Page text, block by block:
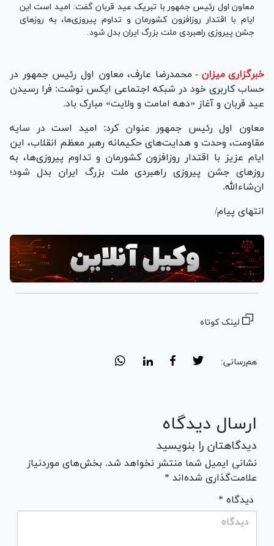
معاون اول رئیس جمهور با تبریک عید قربان گفت: امید است این
ایام با اقتدار روزافزون کشورمان و تداوم پیروزی‌ها، به روز‌های
جشن پیروزی راهبردی ملت بزرگ ایران بدل شود.
خبرگزاری میزان - محمدرضا عارف، معاون اول رئیس جمهور در
حساب کاربری خود در شبکه اجتماعی ایکس نوشت: فرا رسیدن
عید قربان و آغاز «دهه امامت و ولایت» مبارک باد.
معاون اول رئیس جمهور عنوان کرد: امید است در سایه
مقاومت، وحدت و هدایت‌های حکیمانه رهبر معظم انقلاب، این
ایام عزیز با اقتدار روزافزون کشورمان و تداوم پیروزی‌ها، به
روز‌های جشن پیروزی راهبردی ملت بزرگ ایران بدل شود؛
ان‌شاءالله.
انتهای پیام/
لینک کوتاه
هم‌رسانی:
ارسال دیدگاه
دیدگاهتان را بنویسید
نشانی ایمیل شما منتشر نخواهد شد. بخش‌های موردنیاز
علامت‌گذاری شده‌اند *
* دیدگاه